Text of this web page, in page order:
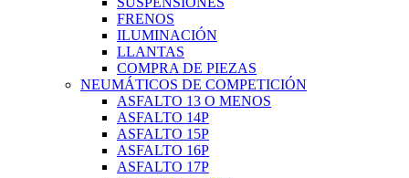
FRENOS
ILUMINACIÓN
LLANTAS
COMPRA DE PIEZAS
NEUMÁTICOS DE COMPETICIÓN
ASFALTO 13 O MENOS
ASFALTO 14P
ASFALTO 15P
ASFALTO 16P
ASFALTO 17P